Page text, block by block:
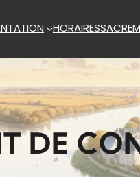
HORAIRES
DE